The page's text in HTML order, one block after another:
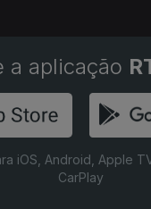
a aplicação
iOS, Android, Apple
CarPlay